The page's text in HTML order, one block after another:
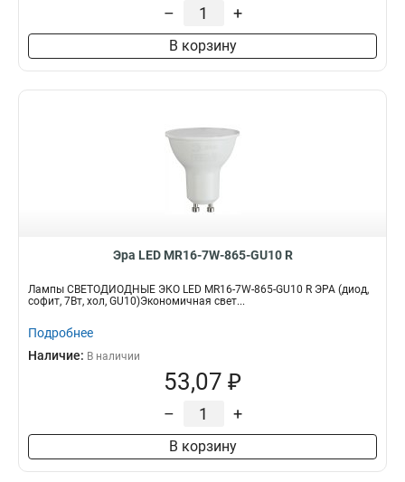
– +
В корзину
Эра LED MR16-7W-865-GU10 R
Лампы СВЕТОДИОДНЫЕ ЭКО LED MR16-7W-865-GU10 R ЭРА (диод,
софит, 7Вт, хол, GU10)Экономичная свет...
Подробнее
Наличие: В наличии
53,07 ₽
– +
В корзину